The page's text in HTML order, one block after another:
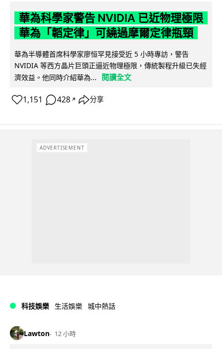
華為科學家警告 NVIDIA 已近物理極限
華為「韜定律」可繞過摩爾定律瓶頸
華為半導體首席科學家廖恒罕見接受近 5 小時專訪，警告
NVIDIA 等西方晶片巨頭正逼近物理極限，傳統製程升級已失經
濟效益。他同時介紹華為...
閱讀全文
1,151 428 ↗ 分享
ADVERTISEMENT
科技娛樂 生活娛樂 城中熱話
Lawton 12 小時